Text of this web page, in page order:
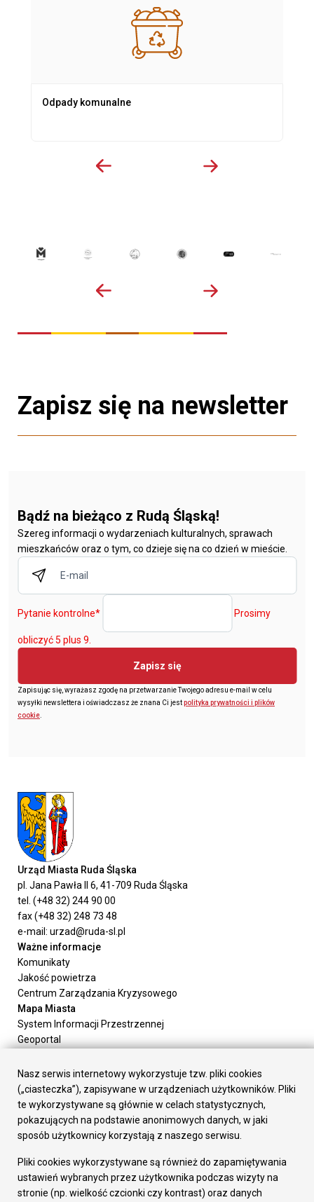
Odpady komunalne
Zapisz się na newsletter
Bądź na bieżąco z Rudą Śląską!
Szereg informacji o wydarzeniach kulturalnych, sprawach
mieszkańców oraz o tym, co dzieje się na co dzień w mieście.
Pytanie kontrolne* Prosimy
obliczyć 5 plus 9.
Zapisz się
Zapisując się, wyrażasz zgodę na przetwarzanie Twojego adresu e-mail w celu
wysyłki newslettera i oświadczasz że znana Ci jestpolityka prywatności i plików
cookie.
Urząd Miasta Ruda Śląska
pl. Jana Pawła II 6, 41-709 Ruda Śląska
tel. (+48 32) 244 90 00
fax (+48 32) 248 73 48
e-mail: urzad@ruda-sl.pl
Ważne informacje
Komunikaty
Jakość powietrza
Centrum Zarządzania Kryzysowego
Mapa Miasta
System Informacji Przestrzennej
Geoportal
Załatw sprawę
Prezydent Miasta
Rada Miasta
Wydziały
Elektroniczna Skrzynka Podawcza
Gospodarka
Fundusze europejskie
Środki krajowe
Nasz serwis internetowy wykorzystuje tzw. pliki cookies
(„ciasteczka”), zapisywane w urządzeniach użytkowników. Pliki
te wykorzystywane są głównie w celach statystycznych,
pokazujących na podstawie anonimowych danych, w jaki
sposób użytkownicy korzystają z naszego serwisu.
Pliki cookies wykorzystywane są również do zapamiętywania
ustawień wybranych przez użytkownika podczas wizyty na
stronie (np. wielkość czcionki czy kontrast) oraz danych